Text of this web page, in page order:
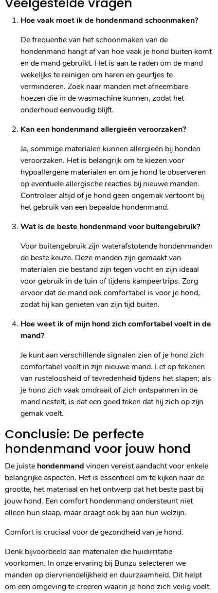
Hoe vaak moet ik de hondenmand schoonmaken?
De frequentie van het schoonmaken van de
hondenmand hangt af van hoe vaak je hond buiten komt
en de mand gebruikt. Het is aan te raden om de mand
wekelijks te reinigen om haren en geurtjes te
verminderen. Zoek naar manden met afneembare
hoezen die in de wasmachine kunnen, zodat het
onderhoud eenvoudig blijft.
Kan een hondenmand allergieën veroorzaken?
Ja, sommige materialen kunnen allergieën bij honden
veroorzaken. Het is belangrijk om te kiezen voor
hypoallergene materialen en om je hond te observeren
op eventuele allergische reacties bij nieuwe manden.
Controleer altijd of je hond geen ongemak vertoont bij
het gebruik van een bepaalde hondenmand.
Wat is de beste hondenmand voor buitengebruik?
Voor buitengebruik zijn waterafstotende hondenmanden
de beste keuze. Deze manden zijn gemaakt van
materialen die bestand zijn tegen vocht en zijn ideaal
voor gebruik in de tuin of tijdens kampeertrips. Zorg
ervoor dat de mand ook comfortabel is voor je hond,
zodat hij kan genieten van zijn tijd buiten.
Hoe weet ik of mijn hond zich comfortabel voelt in de
mand?
Je kunt aan verschillende signalen zien of je hond zich
comfortabel voelt in zijn nieuwe mand. Let op tekenen
van rusteloosheid of tevredenheid tijdens het slapen; als
je hond zich vaak omdraait of zich ontspannen in de
mand nestelt, is dat een goed teken dat hij zich op zijn
gemak voelt.
Conclusie: De perfecte
hondenmand voor jouw hond
De juiste hondenmand vinden vereist aandacht voor enkele
belangrijke aspecten. Het is essentieel om te kijken naar de
grootte, het materiaal en het ontwerp dat het beste past bij
jouw hond. Een comfort hondenmand ondersteunt niet
alleen hun slaap, maar draagt ook bij aan hun welzijn.
Comfort is cruciaal voor de gezondheid van je hond.
Denk bijvoorbeeld aan materialen die huidirritatie
voorkomen. In onze ervaring bij Bunzu selecteren we
manden op diervriendelijkheid en duurzaamheid. Dit helpt
om een omgeving te creëren waarin je hond zich veilig voelt.